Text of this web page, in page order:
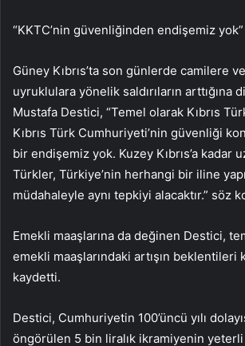
“KKTC’nin güvenliğinden endişemiz yok”
Güney Kıbrıs’ta son günlerde camilere
uyruklulara yönelik saldırıların arttığına
Mustafa Destici, “Temel olarak Kıbrıs
Kıbrıs Türk Cumhuriyeti’nin güvenliği
bir endişemiz yok. Kuzey Kıbrıs’a kadar
Türkler, Türkiye’nin herhangi bir iline
müdahaleyle aynı tepkiyi alacaktır.” söz
Emekli maaşlarına da değinen Destici,
emekli maaşlarındaki artışın beklentileri
kaydetti.
Destici, Cumhuriyetin 100’üncü yılı
öngörülen 5 bin liralık ikramiyenin yeterli